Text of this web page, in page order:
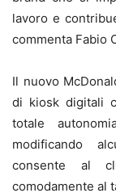
lavoro e
commenta Fabio
Il nuovo
di kiosk digitali
totale
modificando
consente al
comodamente al